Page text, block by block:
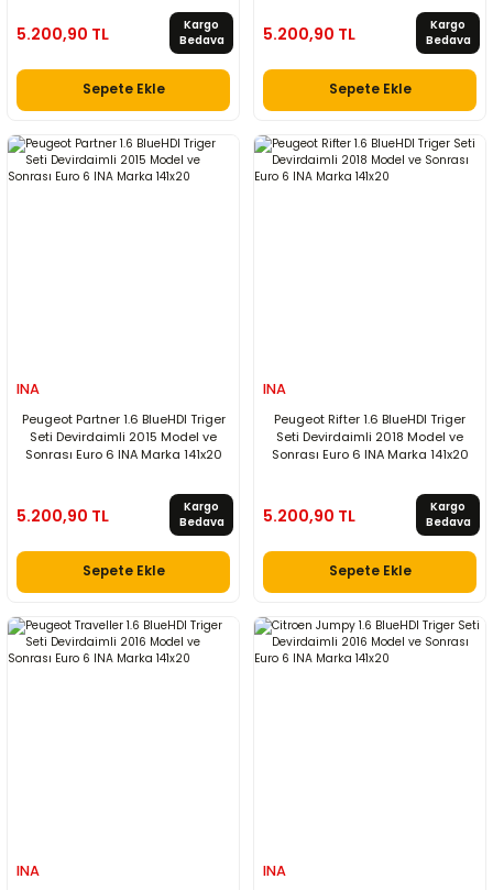
5.200,90 TL
Kargo
Bedava
Sepete Ekle
5.200,90 TL
Kargo
Bedava
Sepete Ekle
INA
Peugeot Partner 1.6 BlueHDI Triger
Seti Devirdaimli 2015 Model ve
Sonrası Euro 6 INA Marka 141x20
5.200,90 TL
Kargo
Bedava
Sepete Ekle
INA
Peugeot Rifter 1.6 BlueHDI Triger
Seti Devirdaimli 2018 Model ve
Sonrası Euro 6 INA Marka 141x20
5.200,90 TL
Kargo
Bedava
Sepete Ekle
INA INA